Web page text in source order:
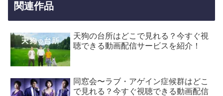
関連作品
天狗の台所はどこで見れる？今すぐ視
聴できる動画配信サービスを紹介！
同窓会〜ラブ・アゲイン症候群はどこ
で見れる？今すぐ視聴できる動画配信